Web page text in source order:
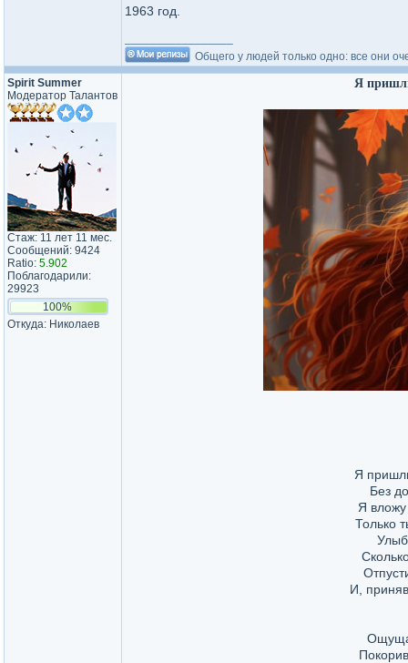
1963 год.
Общего у людей только одно: все они
Spirit Summer
Модератор Талантов
Стаж: 11 лет 11 мес.
Сообщений: 9424
Ratio: 5.902
Поблагодарили:
29923
100%
Откуда: Николаев
Я
Я
Без
Я
Только
И,